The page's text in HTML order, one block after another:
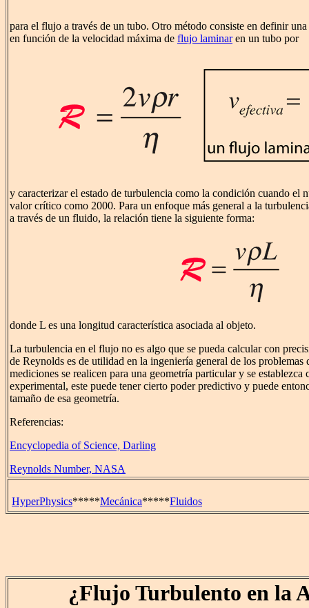
para el flujo a través de un tubo. Otro método consiste en definir
en función de la velocidad máxima de flujo laminaren un tubo por
y caracterizar el estado de turbulencia como la condición cuando el
valor crítico como 2000. Para un enfoque más general a la
a través de un fluido, la relación tiene la siguiente forma:
donde L es una longitud característica asociada al objeto.
La turbulencia en el flujo no es algo que se pueda calcular con
de Reynolds es de utilidad en la ingeniería general de los
mediciones se realicen para una geometría particular y se
experimental, este puede tener cierto poder predictivo y puede
tamaño de esa geometría.
Referencias:
Encyclopedia of Science, Darling
Reynolds Number, NASA
HyperPhysics*****Mecánica*****Fluidos
¿Flujo Turbulento en la